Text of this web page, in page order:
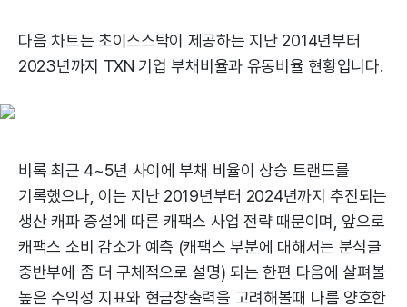
다음 차트는 초이스스탁이 제공하는 지난 2014년부터
2023년까지 TXN 기업 부채비율과 유동비율 현황입니다.
비록 최근 4~5년 사이에 부채 비율이 상승 트랜드를
기록했으나, 이는 지난 2019년부터 2024년까지 추진되는
생산 캐파 증설에 따른 캐팩스 사업 전략 때문이며, 앞으로
캐팩스 소비 감소가 예측 (캐팩스 부분에 대해서는 분석글
중반부에 좀 더 구체적으로 설명) 되는 한편 다음에 살펴볼
높은 수익성 지표와 현금창출력을 고려해볼때 나름 양호한